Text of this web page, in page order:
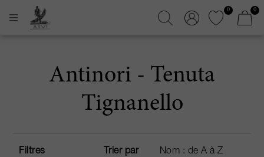
0 0
Antinori - Tenuta
Tignanello
Filtres Trier par